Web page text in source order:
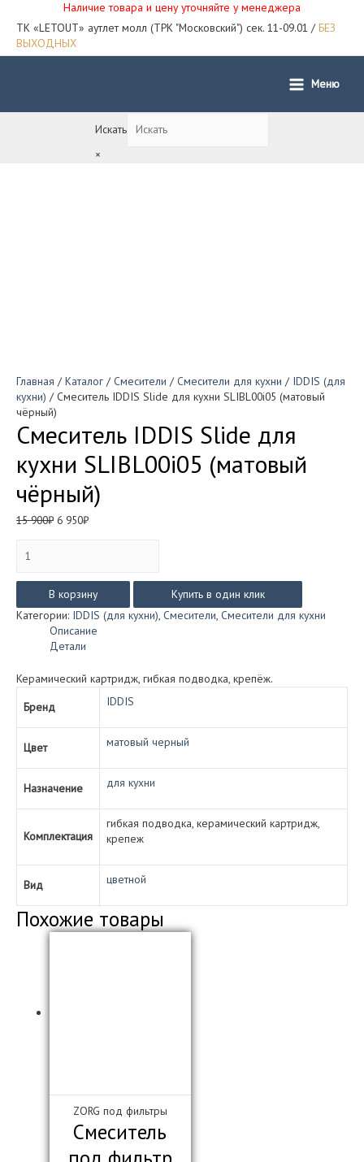
Наличие товара и цену уточняйте у менеджера
ТК «LETOUT» аутлет молл (ТРК "Московский") сек. 11-09.01 / БЕЗ
ВЫХОДНЫХ
Main
Меню
Искать
×
Главная / Каталог / Смесители / Смесители для кухни / IDDIS (для
кухни) / Смеситель IDDIS Slide для кухни SLIBL00i05 (матовый
чёрный)
Смеситель IDDIS Slide для
кухни SLIBL00i05 (матовый
чёрный)
15 900₽ Первоначальная
900₽.
6 950₽Текущая
товара
Slide
для
SLIBL00i05
чёрный)
В корзину
Купить в один клик
Категории: IDDIS (для кухни), Смесители, Смесители для кухни
Описание
Детали
Керамический картридж, гибкая подводка, крепёж.
Бренд
IDDIS
Цвет матовый черный
Назначение для кухни
Комплектация
гибкая подводка, керамический картридж,
крепеж
Вид цветной
Похожие товары
ZORG под фильтры
Смеситель